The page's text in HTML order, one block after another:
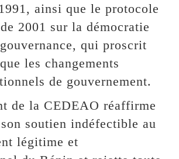
ainsi que le protocole
2001 sur la démocratie
qui proscrit
les changements
de gouvernement.
de la CEDEAO réaffirme
soutien indéfectible au
légitime et